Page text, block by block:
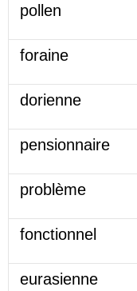
pollen
foraine
dorienne
pensionnaire
problème
fonctionnel
eurasienne